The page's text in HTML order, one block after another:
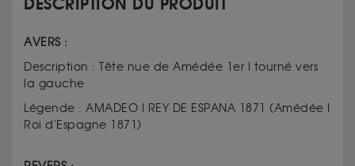
AVERS :
Description : Tête nue de Amédée 1er I tourné vers
la gauche
Légende : AMADEO I REY DE ESPANA 1871 (Amédée I
Roi d'Espagne 1871)